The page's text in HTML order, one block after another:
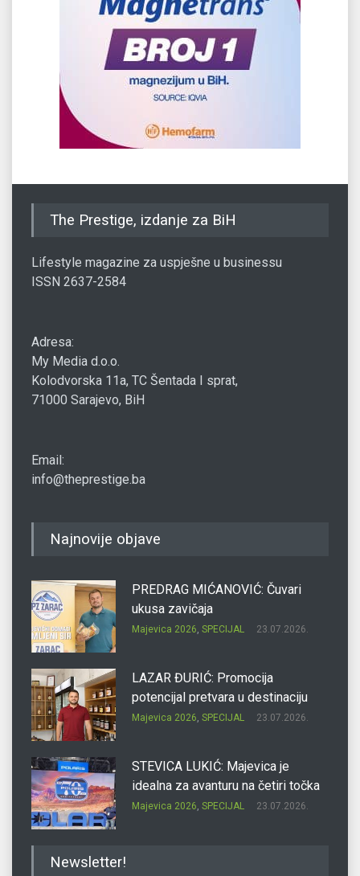
The Prestige, izdanje za BiH
Lifestyle magazine za uspješne u businessu
ISSN 2637-2584
Adresa:
My Media d.o.o.
Kolodvorska 11a, TC Šentada I sprat,
71000 Sarajevo, BiH
Email:
info@theprestige.ba
Najnovije objave
PREDRAG MIĆANOVIĆ: Čuvari
ukusa zavičaja
Majevica 2026, SPECIJAL 23.07.2026.
LAZAR ĐURIĆ: Promocija
potencijal pretvara u destinaciju
Majevica 2026, SPECIJAL 23.07.2026.
STEVICA LUKIĆ: Majevica je
idealna za avanturu na četiri točka
Majevica 2026, SPECIJAL 23.07.2026.
Newsletter!